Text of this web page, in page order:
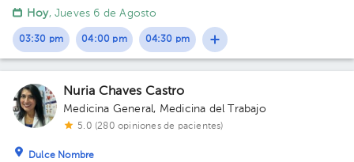
Rafael, 25mts sur de Lubricentro Oreamuno Edificio Amarillo.
Hoy, Jueves 6 de Agosto
03:30 pm 04:00 pm 04:30 pm
Nuria Chaves Castro
Medicina General, Medicina del Trabajo
5.0 (280 opiniones de pacientes)
Dulce Nombre